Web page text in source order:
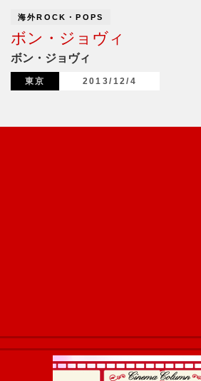
海外ROCK・POPS
ボン・ジョヴィ
ボン・ジョヴィ
東京 2013/12/4